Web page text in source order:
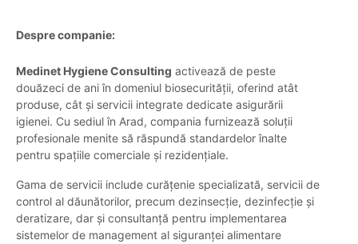
Despre companie:
Medinet Hygiene Consulting activează de peste
douăzeci de ani în domeniul biosecurității, oferind atât
produse, cât și servicii integrate dedicate asigurării
igienei. Cu sediul în Arad, compania furnizează soluții
profesionale menite să răspundă standardelor înalte
pentru spațiile comerciale și rezidențiale.
Gama de servicii include curățenie specializată, servicii de
control al dăunătorilor, precum dezinsecție, dezinfecție și
deratizare, dar și consultanță pentru implementarea
sistemelor de management al siguranței alimentare